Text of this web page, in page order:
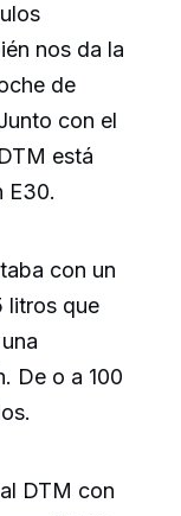
nos da la
de
con el
está
E30.
con un
litros que
De o a 100
DTM con